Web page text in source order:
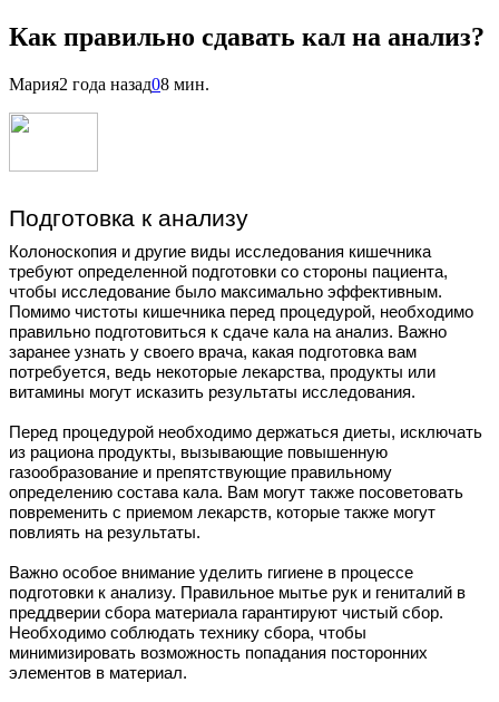
Как правильно сдавать кал на анализ?
Мария2 года назад08 мин.
Подготовка к анализу
Колоноскопия и другие виды исследования кишечника
требуют определенной подготовки со стороны пациента,
чтобы исследование было максимально эффективным.
Помимо чистоты кишечника перед процедурой, необходимо
правильно подготовиться к сдаче кала на анализ. Важно
заранее узнать у своего врача, какая подготовка вам
потребуется, ведь некоторые лекарства, продукты или
витамины могут исказить результаты исследования.
Перед процедурой необходимо держаться диеты, исключать
из рациона продукты, вызывающие повышенную
газообразование и препятствующие правильному
определению состава кала. Вам могут также посоветовать
повременить с приемом лекарств, которые также могут
повлиять на результаты.
Важно особое внимание уделить гигиене в процессе
подготовки к анализу. Правильное мытье рук и гениталий в
преддверии сбора материала гарантируют чистый сбор.
Необходимо соблюдать технику сбора, чтобы
минимизировать возможность попадания посторонних
элементов в материал.